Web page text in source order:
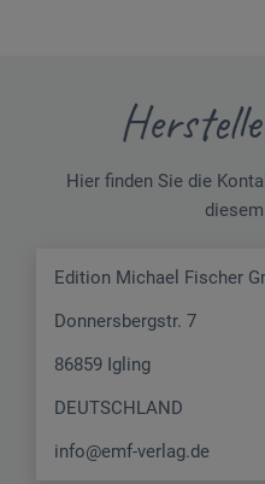
Hier finden Sie die
Edition Michael Fischer
Donnersbergstr. 7
86859 Igling
DEUTSCHLAND
info@emf-verlag.de